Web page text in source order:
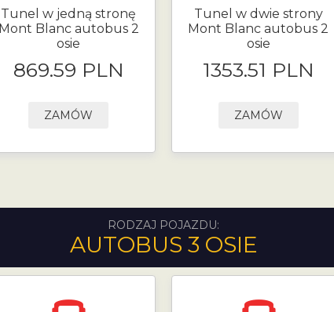
Tunel w jedną stronę
Mont Blanc autobus 2
osie
869.59 PLN
ZAMÓW
Tunel w dwie strony
Mont Blanc autobus 2
osie
1353.51 PLN
ZAMÓW
RODZAJ POJAZDU:
AUTOBUS 3 OSIE